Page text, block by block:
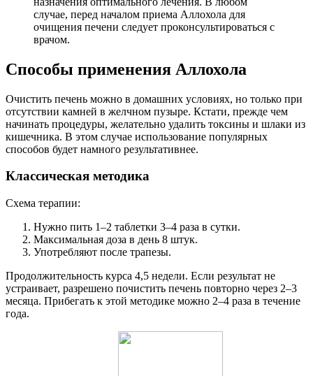
случае, перед началом приема Аллохола для
очищения печени следует проконсультироваться с
врачом.
Способы применения Аллохола
Очистить печень можно в домашних условиях, но только при
отсутствии камней в желчном пузыре. Кстати, прежде чем
начинать процедуры, желательно удалить токсины и шлаки из
кишечника. В этом случае использование популярных
способов будет намного результативнее.
Классическая методика
Схема терапии:
Нужно пить 1–2 таблетки 3–4 раза в сутки.
Максимальная доза в день 8 штук.
Употребляют после трапезы.
Продолжительность курса 4,5 недели. Если результат не
устраивает, разрешено почистить печень повторно через 2–3
месяца. Прибегать к этой методике можно 2–4 раза в течение
года.